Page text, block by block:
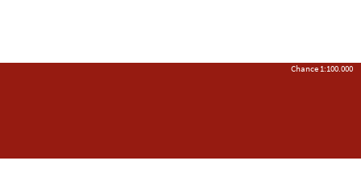
Chance 1:100.000
Anmelden /
L LOTTO 6aus49 50 Mio €